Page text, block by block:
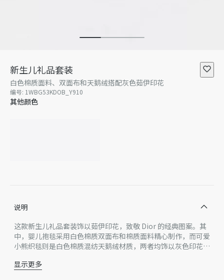
新生儿礼品套装
白色棉质面料、双面布和天鹅绒搭配灰色茹伊印花
编号: 1WBG53KDOB_Y910
其他颜色
说明
这款新生儿礼品套装饰以茹伊印花，致敬 Dior 的经典图案。其
中，婴儿抱毯采用白色棉质双面布和棉质面料精心制作，而可爱
小熊织毯则是白色棉质混纺天鹅绒材质，两者均饰以灰色印花。
想之选。
婴儿抱毯左下方饰以灰色 Dior 刺绣
显示更多